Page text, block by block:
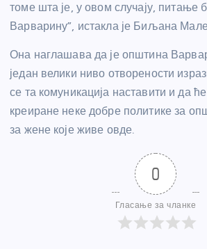
томе шта је, у овом случају, питање
Варварину”, истакла је Биљана
Она наглашава да је општина
један велики ниво отворености
се та комуникација наставити и да
креиране неке добре политике за
за жене које живе овде.
0
Гласање за чланке